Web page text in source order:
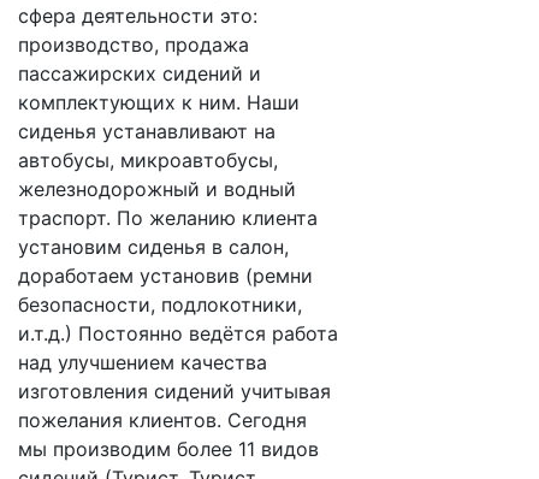
сфера деятельности это:
производство, продажа
пассажирских сидений и
комплектующих к ним. Наши
сиденья устанавливают на
автобусы, микроавтобусы,
железнодорожный и водный
траспорт. По желанию клиента
установим сиденья в салон,
доработаем установив (ремни
безопасности, подлокотники,
и.т.д.) Постоянно ведётся работа
над улучшением качества
изготовления сидений учитывая
пожелания клиентов. Сегодня
мы производим более 11 видов